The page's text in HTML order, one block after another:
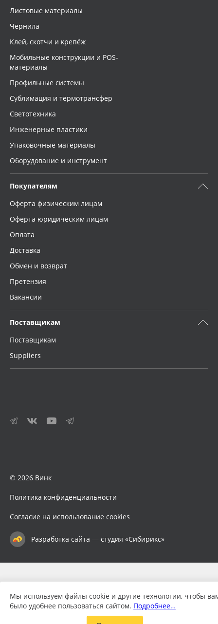
Листовые материалы
Чернила
Клей, скотчи и крепёж
Мобильные конструкции и POS-
материалы
Профильные системы
Сублимация и термотрансфер
Светотехника
Инженерные пластики
Упаковочные материалы
Оборудование и инструмент
Покупателям
Оферта физическим лицам
Оферта юридическим лицам
Оплата
Доставка
Обмен и возврат
Претензия
Вакансии
Поставщикам
Поставщикам
Suppliers
© 2026 Винк
Политика конфиденциальности
Согласие на использование cookies
Разработка сайта — студия «Сибирикс»
Мы используем файлы cookie и другие технологии, чтобы
было удобнее пользоваться сайтом. Подробнее…